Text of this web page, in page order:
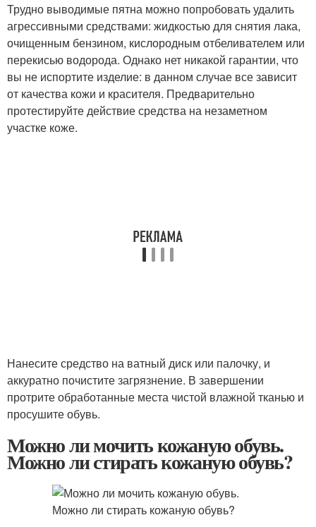
Трудно выводимые пятна можно попробовать удалить
агрессивными средствами: жидкостью для снятия лака,
очищенным бензином, кислородным отбеливателем или
перекисью водорода. Однако нет никакой гарантии, что
вы не испортите изделие: в данном случае все зависит
от качества кожи и красителя. Предварительно
протестируйте действие средства на незаметном
участке коже.
Нанесите средство на ватный диск или палочку, и
аккуратно почистите загрязнение. В завершении
протрите обработанные места чистой влажной тканью и
просушите обувь.
Можно ли мочить кожаную обувь.
Можно ли стирать кожаную обувь?